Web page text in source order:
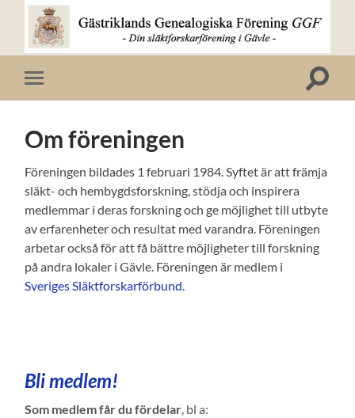
Gästriklands
Genealogiska
Förening
Slå
på/av
Slå
Om föreningen
Föreningen bildades 1 februari 1984. Syftet är att främja
släkt- och hembygdsforskning, stödja och inspirera
medlemmar i deras forskning och ge möjlighet till utbyte
av erfarenheter och resultat med varandra. Föreningen
arbetar också för att få bättre möjligheter till forskning
på andra lokaler i Gävle. Föreningen är medlem i
Sveriges Släktforskarförbund.
Bli medlem!
Som medlem får du fördelar, bl a: